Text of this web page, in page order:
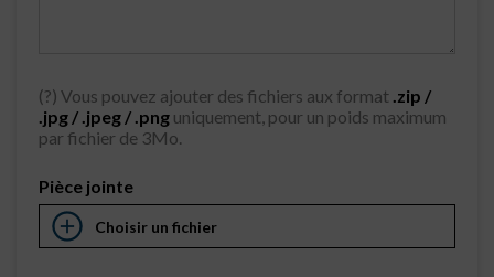
(?) Vous pouvez ajouter des fichiers aux format .zip /
.jpg / .jpeg / .png uniquement, pour un poids maximum
par fichier de 3Mo.
Pièce jointe
Choisir un fichier